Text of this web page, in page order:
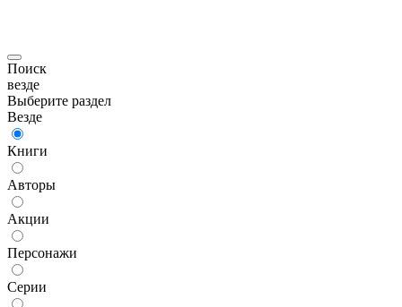
Поиск
везде
Выберите раздел
Везде
Книги
Авторы
Акции
Персонажи
Серии